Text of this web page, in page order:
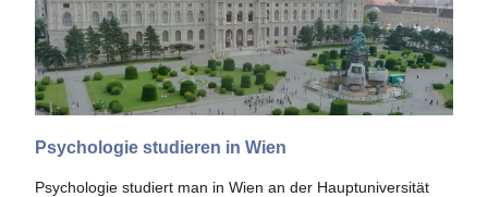
Psychologie studieren in Wien
Psychologie studiert man in Wien an der Hauptuniversität